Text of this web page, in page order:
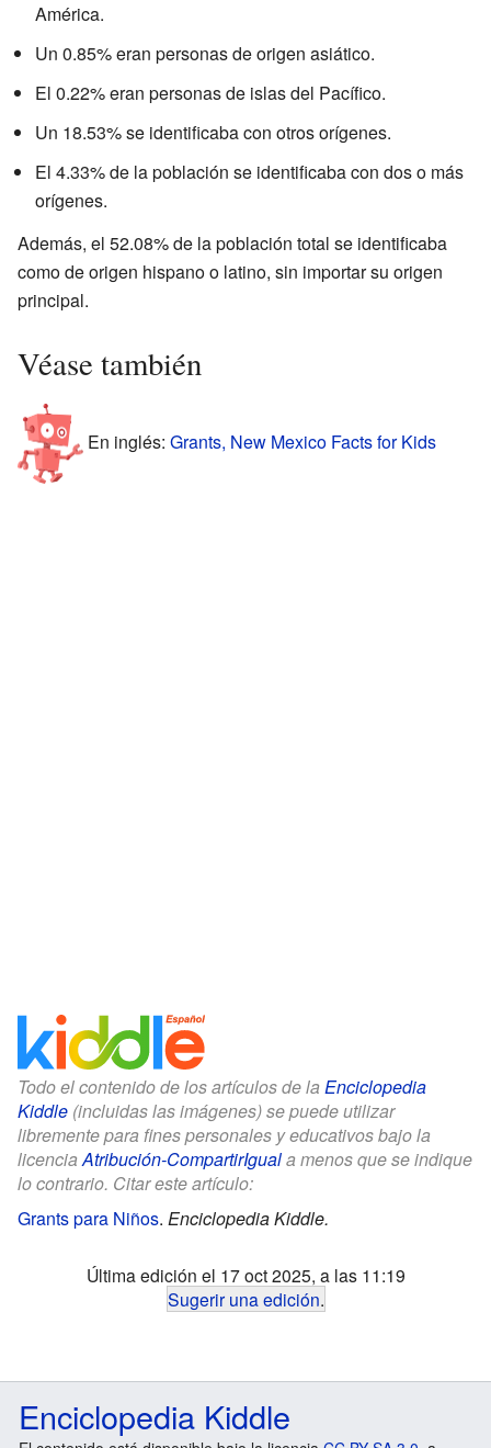
América.
Un 0.85% eran personas de origen asiático.
El 0.22% eran personas de islas del Pacífico.
Un 18.53% se identificaba con otros orígenes.
El 4.33% de la población se identificaba con dos o más
orígenes.
Además, el 52.08% de la población total se identificaba
como de origen hispano o latino, sin importar su origen
principal.
Véase también
En inglés: Grants, New Mexico Facts for Kids
Todo el contenido de los artículos de la Enciclopedia
Kiddle (incluidas las imágenes) se puede utilizar
libremente para fines personales y educativos bajo la
licenciaAtribución-CompartirIguala menos que se indique
lo contrario. Citar este artículo:
Grants para Niños. Enciclopedia Kiddle.
Última edición el 17 oct 2025, a las 11:19
Sugerir una edición.
Enciclopedia Kiddle